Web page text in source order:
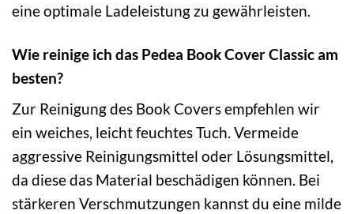
eine optimale Ladeleistung zu gewährleisten.
Wie reinige ich das Pedea Book Cover Classic am
besten?
Zur Reinigung des Book Covers empfehlen wir
ein weiches, leicht feuchtes Tuch. Vermeide
aggressive Reinigungsmittel oder Lösungsmittel,
da diese das Material beschädigen können. Bei
stärkeren Verschmutzungen kannst du eine milde